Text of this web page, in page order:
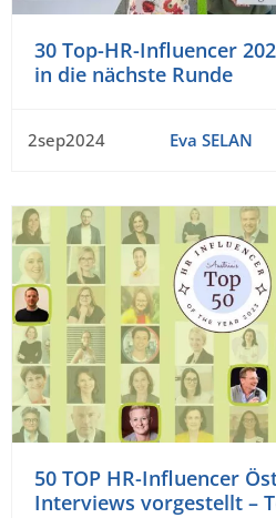
30 Top-HR-Influencer
in die nächste Runde
2sep2024 Eva SELAN
50 TOP HR-Influencer
Interviews vorgestellt –